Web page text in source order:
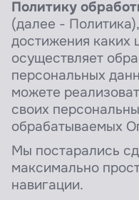
Политику
(далее -
достижения каких
осуществляет
персональных
можете
своих
обрабатываемых
Мы постарались
максимально
навигации.